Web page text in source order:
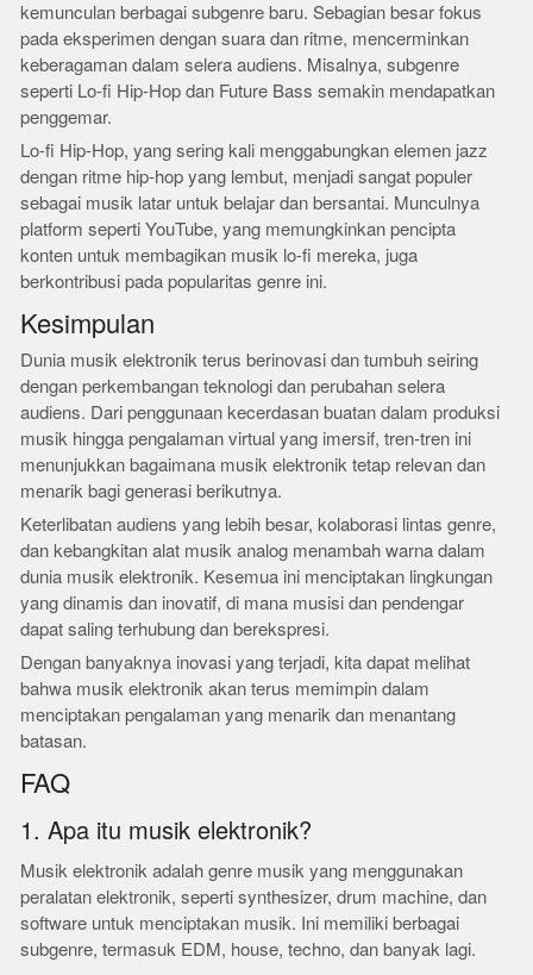
kemunculan berbagai subgenre baru. Sebagian besar fokus
pada eksperimen dengan suara dan ritme, mencerminkan
keberagaman dalam selera audiens. Misalnya, subgenre
seperti Lo-fi Hip-Hop dan Future Bass semakin mendapatkan
penggemar.
Lo-fi Hip-Hop, yang sering kali menggabungkan elemen jazz
dengan ritme hip-hop yang lembut, menjadi sangat populer
sebagai musik latar untuk belajar dan bersantai. Munculnya
platform seperti YouTube, yang memungkinkan pencipta
konten untuk membagikan musik lo-fi mereka, juga
berkontribusi pada popularitas genre ini.
Kesimpulan
Dunia musik elektronik terus berinovasi dan tumbuh seiring
dengan perkembangan teknologi dan perubahan selera
audiens. Dari penggunaan kecerdasan buatan dalam produksi
musik hingga pengalaman virtual yang imersif, tren-tren ini
menunjukkan bagaimana musik elektronik tetap relevan dan
menarik bagi generasi berikutnya.
Keterlibatan audiens yang lebih besar, kolaborasi lintas genre,
dan kebangkitan alat musik analog menambah warna dalam
dunia musik elektronik. Kesemua ini menciptakan lingkungan
yang dinamis dan inovatif, di mana musisi dan pendengar
dapat saling terhubung dan berekspresi.
Dengan banyaknya inovasi yang terjadi, kita dapat melihat
bahwa musik elektronik akan terus memimpin dalam
menciptakan pengalaman yang menarik dan menantang
batasan.
FAQ
1. Apa itu musik elektronik?
Musik elektronik adalah genre musik yang menggunakan
peralatan elektronik, seperti synthesizer, drum machine, dan
software untuk menciptakan musik. Ini memiliki berbagai
subgenre, termasuk EDM, house, techno, dan banyak lagi.